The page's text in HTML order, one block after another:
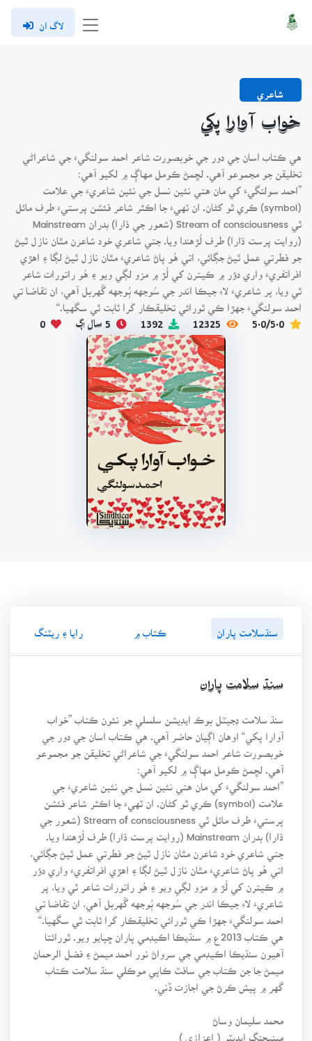
لاگ ان
شاعري
خواب آوارا پکي
هي ڪتاب اسان جي دور جي خوبصورت شاعر احمد سولنگيءَ جي شاعراڻي
تخليقن جو مجموعو آهي. لڇمڻ ڪومل مهاڳ ۾ لکيو آهي:
”احمد سولنگيءَ کي مان هتي نئين نسل جي نئين شاعريءَ جي علامت
(symbol) ڪري ٿو کڻان. ان ٽهيءَ جا اڪثر شاعر فئشن پرستيءَ طرف مائل
ٿي Stream of consciousness (شعور جي ڌارا) بدران Mainstream
(روايت پرست ڌارا) طرف لُڙهندا ويا. جتي شاعري خود شاعرن مٿان نازل ٿيڻ
جو فطرتي عمل ٿيڻ جڳائي، اتي هُو پاڻ شاعريءَ مٿان نازل ٿيڻ لڳا ۽ اهڙي
افراتفريءَ واري دؤر ۾ ڪيترن کي لُڙ ۾ مزو لڳي ويو ۽ هُو راتورات شاعر
ٿي ويا، پر شاعريءَ لاءِ جيڪا اندر جي سُوجهه ٻُوجهه گُهربل آهي، ان تقاضا تي
احمد سولنگيءَ جهڙا ڪي ٿورائي تخليقڪار کَرا ثابت ٿي سگهيا.“
5.0/5.0
12325
1392 5 سال اڳ 0
سنڌسلامت پاران ڪتاب ۾ رايا ۽ ريٽنگ
سنڌ سلامت پاران
سنڌ سلامت ڊجيٽل بوڪ ايڊيشن سلسلي جو نئون ڪتاب ”خواب
آوارا پکي“ اوهان اڳيان حاضر آهي. هي ڪتاب اسان جي دور جي
خوبصورت شاعر احمد سولنگيءَ جي شاعراڻي تخليقن جو مجموعو
آهي. لڇمڻ ڪومل مهاڳ ۾ لکيو آهي:
”احمد سولنگيءَ کي مان هتي نئين نسل جي نئين شاعريءَ جي
علامت (symbol) ڪري ٿو کڻان. ان ٽهيءَ جا اڪثر شاعر فئشن
پرستيءَ طرف مائل ٿي Stream of consciousness (شعور جي
ڌارا) بدران Mainstream (روايت پرست ڌارا) طرف لُڙهندا ويا.
جتي شاعري خود شاعرن مٿان نازل ٿيڻ جو فطرتي عمل ٿيڻ جڳائي،
اتي هُو پاڻ شاعريءَ مٿان نازل ٿيڻ لڳا ۽ اهڙي افراتفريءَ واري دؤر
۾ ڪيترن کي لُڙ ۾ مزو لڳي ويو ۽ هُو راتورات شاعر ٿي ويا، پر
شاعريءَ لاءِ جيڪا اندر جي سُوجهه ٻُوجهه گُهربل آهي، ان تقاضا تي
احمد سولنگيءَ جهڙا ڪي ٿورائي تخليقڪار کَرا ثابت ٿي سگهيا.“
هي ڪتاب 2013ع ۾ سنڌيڪا اڪيڊمي پاران ڇپايو ويو. ٿورائتا
آهيون سنڌيڪا اڪيڊمي جي سرواڻ نور احمد ميمڻ ۽ فضل الرحمان
ميمڻ جا جن ڪتاب جي سافٽ ڪاپي موڪلي سنڌ سلامت ڪتاب
گهر ۾ پيش ڪرڻ جي اجازت ڏني.
محمد سليمان وساڻ
مينيجنگ ايڊيٽر ( اعزازي )